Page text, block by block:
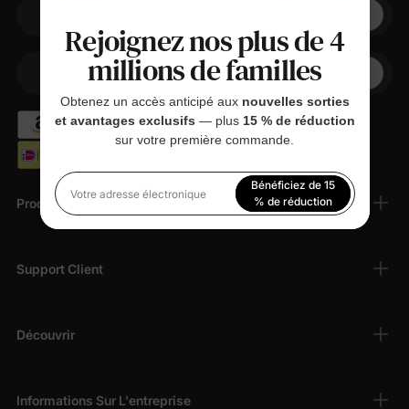
Produits
Support Client
Découvrir
Informations Sur L'entreprise
Votre téléphone
Rejoignez nos plus de 4
millions de familles
Obtenez un accès anticipé aux nouvelles sorties
et avantages exclusifs — plus 15 % de réduction
sur votre première commande.
Votre adresse électronique
Bénéficiez de 15
% de réduction